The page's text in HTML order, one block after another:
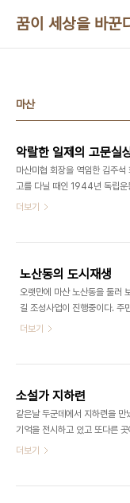
꿈이 세상을 바꾼
마산
악랄한 일제의 고문실
마산미협 회장을 역임한 김주석
고를 다닐 때인 1944년 독립운
하다가 일제에 의해 받은 고문을
더보기
노산동의 도시재생
오랫만에 마산 노산동을 둘러
길 조성사업이 진행중이다. 주
되었는지가 궁금하다. ​​​​​
더보기
소설가 지하련
같은날 두군데에서 지하련을 만
기억을 전시하고 있고 또다른
지고 있었다. 나는 불탄 지하련
더보기